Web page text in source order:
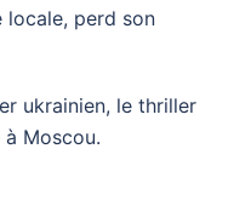
locale, perd son
ukrainien, le thriller
Moscou.